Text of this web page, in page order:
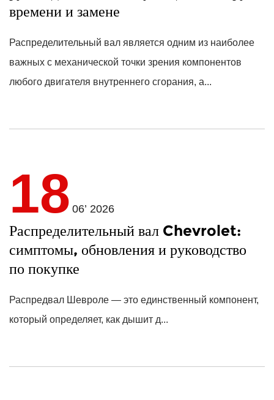
времени и замене
Распределительный вал является одним из наиболее
важных с механической точки зрения компонентов
любого двигателя внутреннего сгорания, а...
18 06’ 2026
Распределительный вал Chevrolet:
симптомы, обновления и руководство
по покупке
Распредвал Шевроле — это единственный компонент,
который определяет, как дышит д...